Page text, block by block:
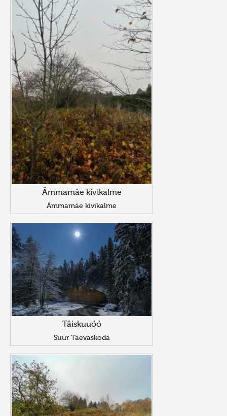
Ämmamäe kivikalme
Ämmamäe kivikalme
Täiskuuöö
Suur Taevaskoda